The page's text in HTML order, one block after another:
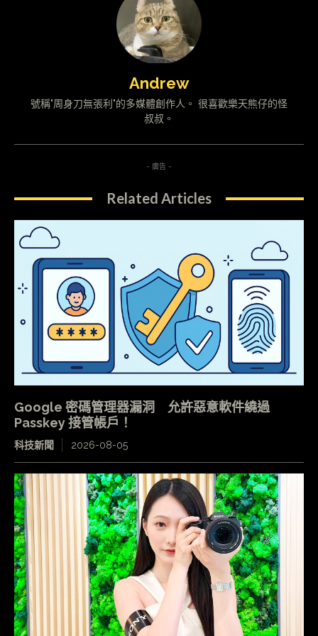
Andrew
號稱"周身刀無張利"的多媒體創作人。 很喜歡樂天熊仔的怪
叔叔。
- 廣告 -
Related Articles
Google 密碼管理器漏洞 允許惡意軟件繞過
Passkey 接管帳戶！
科技新聞 2026-08-05